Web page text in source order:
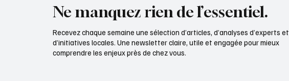
Ne manquez rien de l’essentiel.
Recevez chaque semaine une sélection d’articles, d’analyses d’experts et
d’initiatives locales. Une newsletter claire, utile et engagée pour mieux
comprendre les enjeux près de chez vous.